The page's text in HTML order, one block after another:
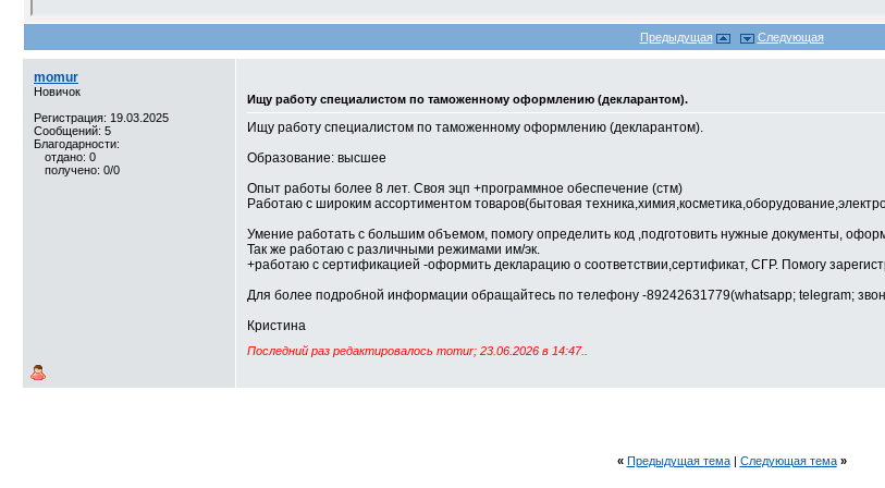
Предыдущая Следующая
momur
Новичок
Регистрация: 19.03.2025
Сообщений: 5
Благодарности:
отдано: 0
получено: 0/0
Ищу работу специалистом по таможенному оформлению (декларантом).
Ищу работу специалистом по таможенному оформлению (декларантом).
Образование: высшее
Опыт работы более 8 лет. Своя эцп +программное обеспечение (стм)
Работаю с широким ассортиментом товаров(бытовая
Умение работать с большим объемом, помогу определить код ,подготовить нужные документы,
Так же работаю с различными режимами им/эк.
+работаю с сертификацией -оформить декларацию о соответствии,сертификат, СГР. Помогу
Для более подробной информации обращайтесь по телефону -89242631779(whatsapp; telegram;
Кристина
Последний раз редактировалось momur; 23.06.2026 в 14:47..
« Предыдущая тема| Следующая тема »